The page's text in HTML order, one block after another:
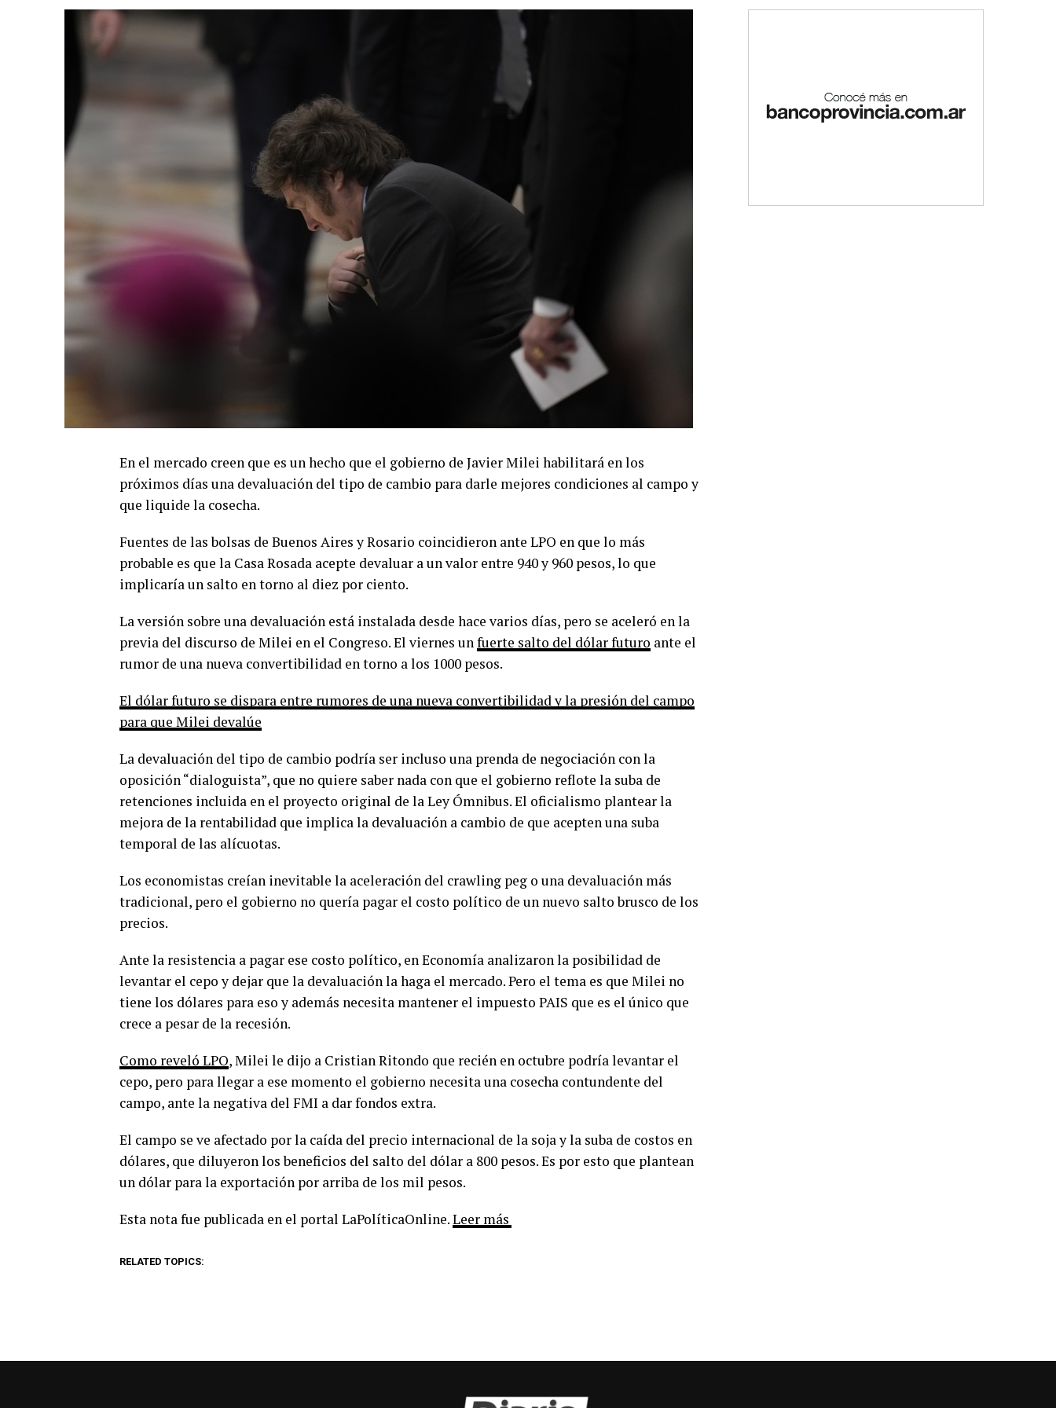
En el mercado creen que es un hecho que el gobierno de Javier Milei habilitará en los
próximos días una devaluación del tipo de cambio para darle mejores condiciones al campo y
que liquide la cosecha.
Fuentes de las bolsas de Buenos Aires y Rosario coincidieron ante LPO en que lo más
probable es que la Casa Rosada acepte devaluar a un valor entre 940 y 960 pesos, lo que
implicaría un salto en torno al diez por ciento.
La versión sobre una devaluación está instalada desde hace varios días, pero se aceleró en la
previa del discurso de Milei en el Congreso. El viernes unfuerte salto del dólar futuro ante el
rumor de una nueva convertibilidad en torno a los 1000 pesos.
El dólar futuro se dispara entre rumores de una nueva convertibilidad y la presión del campo
para que Milei devalúe
La devaluación del tipo de cambio podría ser incluso una prenda de negociación con la
oposición “dialoguista”, que no quiere saber nada con que el gobierno reflote la suba de
retenciones incluida en el proyecto original de la Ley Ómnibus. El oficialismo plantear la
mejora de la rentabilidad que implica la devaluación a cambio de que acepten una suba
temporal de las alícuotas.
Los economistas creían inevitable la aceleración del crawling peg o una devaluación más
tradicional, pero el gobierno no quería pagar el costo político de un nuevo salto brusco de los
precios.
Ante la resistencia a pagar ese costo político, en Economía analizaron la posibilidad de
levantar el cepo y dejar que la devaluación la haga el mercado. Pero el tema es que Milei no
tiene los dólares para eso y además necesita mantener el impuesto PAIS que es el único que
crece a pesar de la recesión.
Como reveló LPO, Milei le dijo a Cristian Ritondo que recién en octubre podría levantar el
cepo, pero para llegar a ese momento el gobierno necesita una cosecha contundente del
campo, ante la negativa del FMI a dar fondos extra.
El campo se ve afectado por la caída del precio internacional de la soja y la suba de costos en
dólares, que diluyeron los beneficios del salto del dólar a 800 pesos. Es por esto que plantean
un dólar para la exportación por arriba de los mil pesos.
Esta nota fue publicada en el portal LaPolíticaOnline.Leer más
RELATED TOPICS: